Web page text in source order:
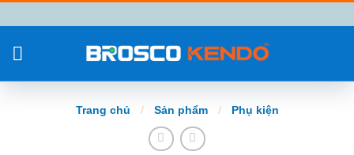
đến
nội
Trang chủ / Sản phẩm / Phụ kiện